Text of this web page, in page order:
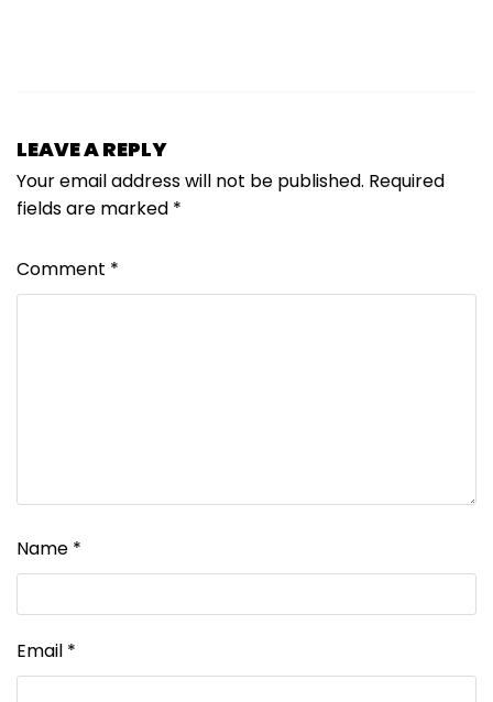
LEAVE A REPLY
Your email address will not be published. Required
fields are marked *
Comment *
Name *
Email *